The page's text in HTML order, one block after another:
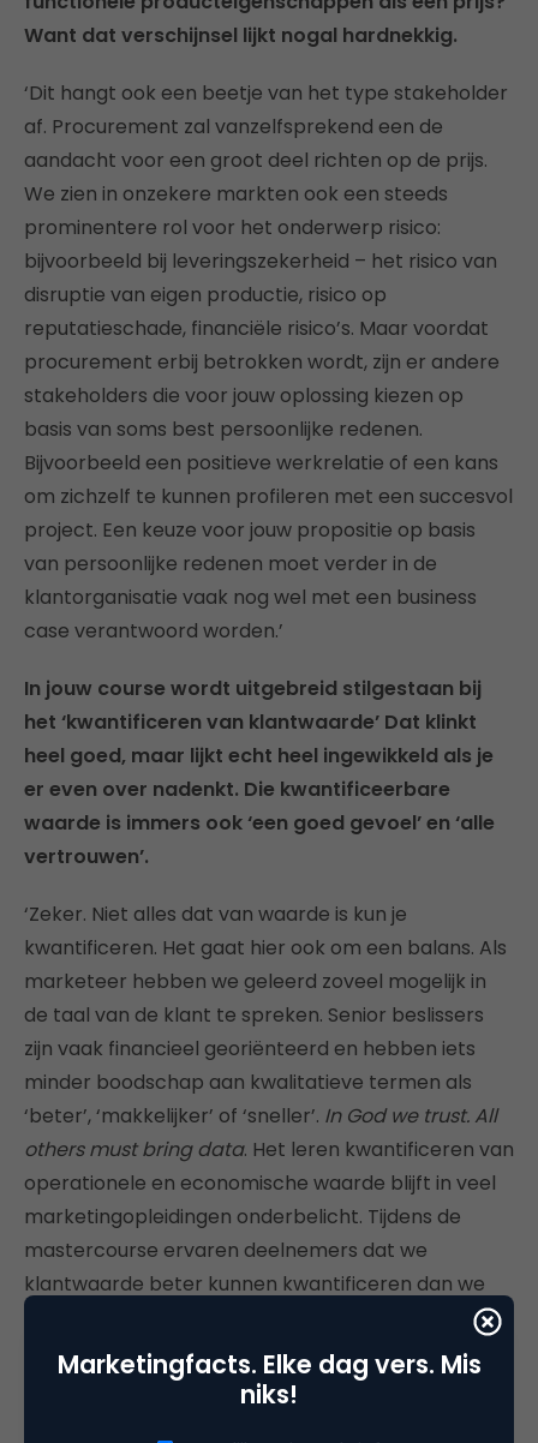
Want dat verschijnsel lijkt nogal hardnekkig.
‘Dit hangt ook een beetje van het type stakeholder
af. Procurement zal vanzelfsprekend een de
aandacht voor een groot deel richten op de prijs.
We zien in onzekere markten ook een steeds
prominentere rol voor het onderwerp risico:
bijvoorbeeld bij leveringszekerheid – het risico van
disruptie van eigen productie, risico op
reputatieschade, financiële risico’s. Maar voordat
procurement erbij betrokken wordt, zijn er andere
stakeholders die voor jouw oplossing kiezen op
basis van soms best persoonlijke redenen.
Bijvoorbeeld een positieve werkrelatie of een kans
om zichzelf te kunnen profileren met een succesvol
project. Een keuze voor jouw propositie op basis
van persoonlijke redenen moet verder in de
klantorganisatie vaak nog wel met een business
case verantwoord worden.’
In jouw course wordt uitgebreid stilgestaan bij
het ‘kwantificeren van klantwaarde’ Dat klinkt
heel goed, maar lijkt echt heel ingewikkeld als je
er even over nadenkt. Die kwantificeerbare
waarde is immers ook ‘een goed gevoel’ en ‘alle
vertrouwen’.
‘Zeker. Niet alles dat van waarde is kun je
kwantificeren. Het gaat hier ook om een balans. Als
marketeer hebben we geleerd zoveel mogelijk in
de taal van de klant te spreken. Senior beslissers
zijn vaak financieel georiënteerd en hebben iets
minder boodschap aan kwalitatieve termen als
‘beter’, ‘makkelijker’ of ‘sneller’. In God we trust. All
others must bring data. Het leren kwantificeren van
operationele en economische waarde blijft in veel
marketingopleidingen onderbelicht. Tijdens de
mastercourse ervaren deelnemers dat we
klantwaarde beter kunnen kwantificeren dan we
beschikbaar is dan we ons soms realiseren. En
vooral dat dit heel goed samen met de klant te
Marketingfacts. Elke dag vers. Mis
niks!